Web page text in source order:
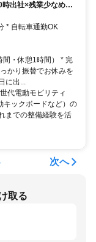
時出社×残業少なめ
分 * 自転車通勤OK
・休憩1時間） * 完
かり振替でお休みを
に出...
代電動モビリティ
キックボードなど）の
までの整備経験を活
次へ
取る